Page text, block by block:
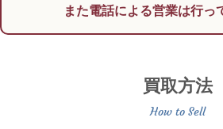
また電話による営業は行っ
買取方法